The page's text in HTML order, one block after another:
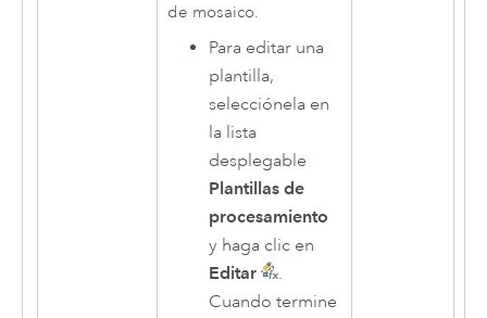
de mosaico.
Para editar una
plantilla,
selecciónela en
la lista
desplegable
Plantillas de
procesamiento
y haga clic en
Editar
.
Cuando termine